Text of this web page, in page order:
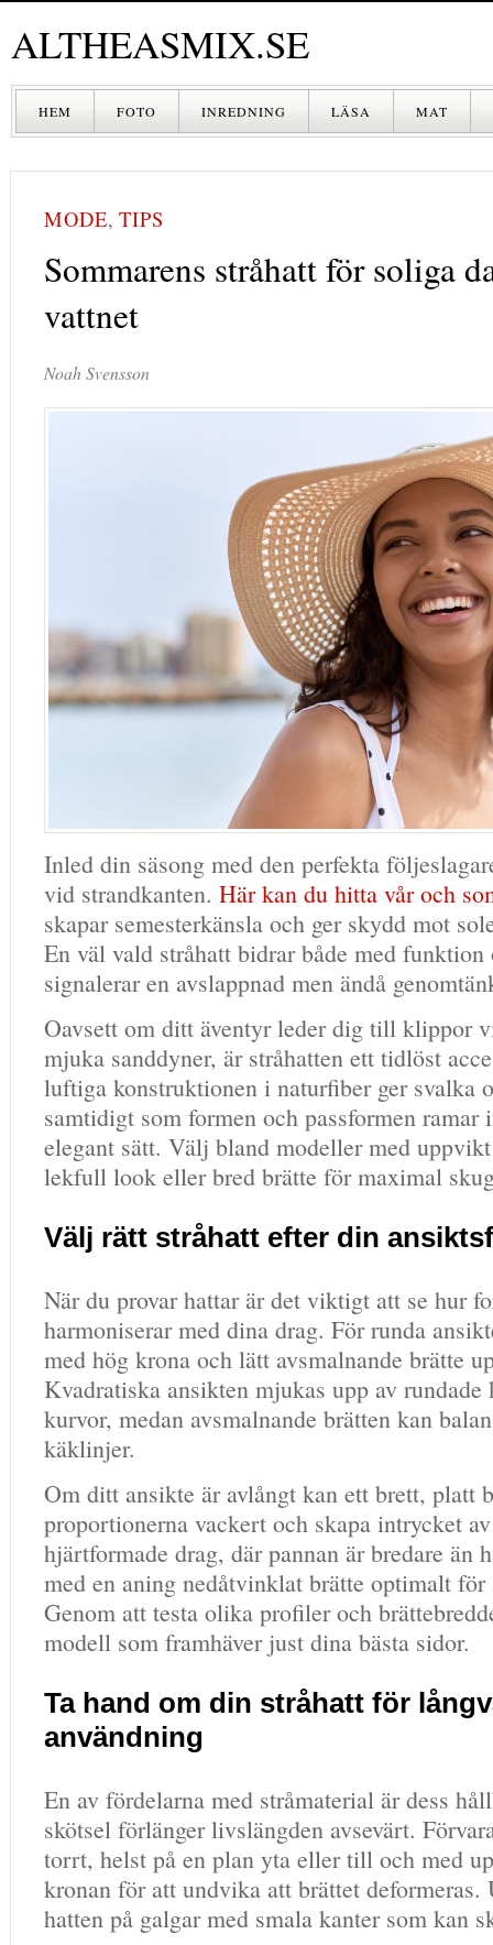
ALTHEASMIX.SE
HEM FOTO INREDNING LÄSA MAT
MODE, TIPS
Sommarens stråhatt för soliga
vattnet
Noah Svensson
Inled din säsong med den perfekta
vid strandkanten. Här kan du hitta vår och
skapar semesterkänsla och ger skydd mot
En väl vald stråhatt bidrar både med funktion
signalerar en avslappnad men ändå
Oavsett om ditt äventyr leder dig till klippor
mjuka sanddyner, är stråhatten ett tidlöst
luftiga konstruktionen i naturfiber ger svalka
samtidigt som formen och passformen ramar
elegant sätt. Välj bland modeller med
lekfull look eller bred brätte för maximal
Välj rätt stråhatt efter din
När du provar hattar är det viktigt att se hur
harmoniserar med dina drag. För runda
med hög krona och lätt avsmalnande brätte
Kvadratiska ansikten mjukas upp av
kurvor, medan avsmalnande brätten kan
käklinjer.
Om ditt ansikte är avlångt kan ett brett, platt
proportionerna vackert och skapa intrycket
hjärtformade drag, där pannan är bredare än
med en aning nedåtvinklat brätte optimalt för
Genom att testa olika profiler och
modell som framhäver just dina bästa sidor.
Ta hand om din stråhatt för
användning
En av fördelarna med stråmaterial är dess
skötsel förlänger livslängden avsevärt.
torrt, helst på en plan yta eller till och med
kronan för att undvika att brättet deformeras.
hatten på galgar med smala kanter som kan